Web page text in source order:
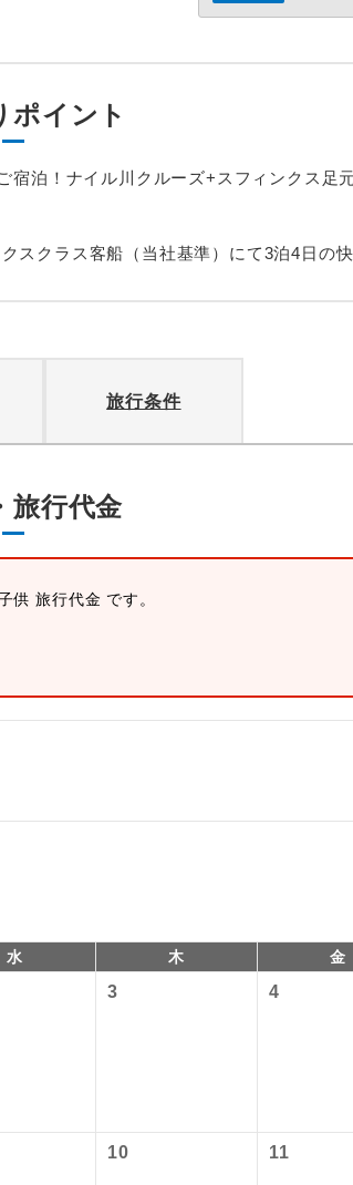
ポイント
泊！ナイル川クルーズ+スフィンクス足
クラス客船（当社基準）にて3泊4日の快
旅行条件
旅行代金
旅行代金 です。
水 木 金
3 4
10 11
説明